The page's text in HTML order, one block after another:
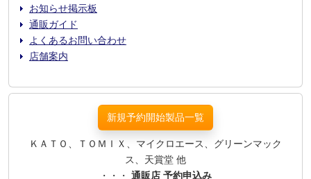
お知らせ掲示板
通販ガイド
よくあるお問い合わせ
店舗案内
新規予約開始製品一覧
ＫＡＴＯ、ＴＯＭＩＸ、マイクロエース、グリーンマック
ス、天賞堂 他
・・・ 通販店 予約申込み